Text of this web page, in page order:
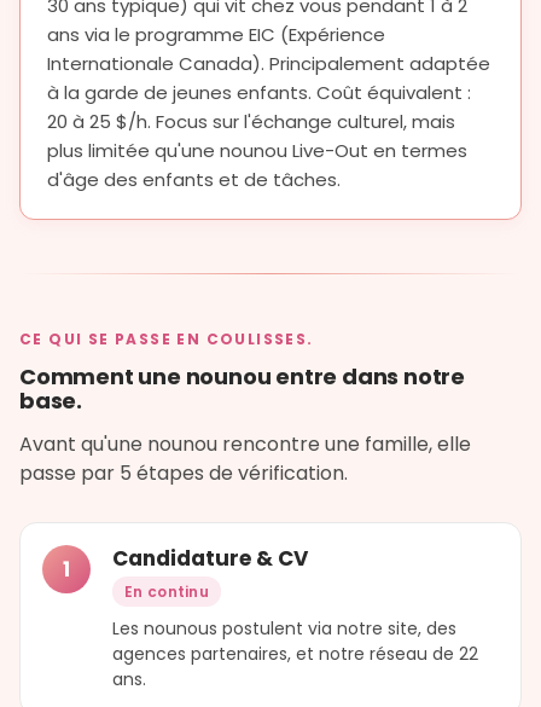
30 ans typique) qui vit chez vous pendant 1 à 2
ans via le programme EIC (Expérience
Internationale Canada). Principalement adaptée
à la garde de jeunes enfants. Coût équivalent :
20 à 25 $/h. Focus sur l'échange culturel, mais
plus limitée qu'une nounou Live-Out en termes
d'âge des enfants et de tâches.
CE QUI SE PASSE EN COULISSES.
Comment une nounou entre dans notre
base.
Avant qu'une nounou rencontre une famille, elle
passe par 5 étapes de vérification.
1 Candidature & CV
En continu
Les nounous postulent via notre site, des
agences partenaires, et notre réseau de 22
ans.